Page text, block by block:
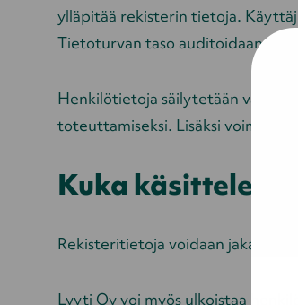
ylläpitää rekisterin tietoja.
Tietoturvan taso auditoidaan
Henkilötietoja säilytetään
toteuttamiseksi. Lisäksi voimme
Kuka käsittelee
Rekisteritietoja voidaan jakaa
Lyyti Oy voi myös ulkoistaa